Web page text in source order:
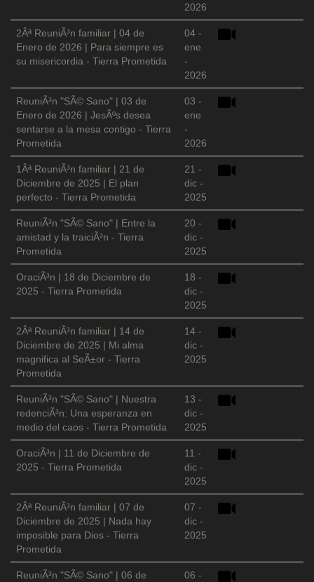
2026
2Âª ReuniÃ³n familiar | 04 de
Enero de 2026 | Para siempre es
su misericordia - Tierra Prometida
04 -
ene
-
2026
ReuniÃ³n "SÃ© Sano" | 03 de
Enero de 2026 | JesÃºs desea
sentarse a la mesa contigo - Tierra
Prometida
03 -
ene
-
2026
1Âª ReuniÃ³n familiar | 21 de
Diciembre de 2025 | El plan
perfecto - Tierra Prometida
21 -
dic -
2025
ReuniÃ³n "SÃ© Sano" | Entre la
amistad y la traiciÃ³n - Tierra
Prometida
20 -
dic -
2025
OraciÃ³n | 18 de Diciembre de
2025 - Tierra Prometida
18 -
dic -
2025
2Âª ReuniÃ³n familiar | 14 de
Diciembre de 2025 | Mi alma
magnifica al SeÃ±or - Tierra
Prometida
14 -
dic -
2025
ReuniÃ³n "SÃ© Sano" | Nuestra
redenciÃ³n: Una esperanza en
medio del caos - Tierra Prometida
13 -
dic -
2025
OraciÃ³n | 11 de Diciembre de
2025 - Tierra Prometida
11 -
dic -
2025
2Âª ReuniÃ³n familiar | 07 de
Diciembre de 2025 | Nada hay
imposible para Dios - Tierra
Prometida
07 -
dic -
2025
ReuniÃ³n "SÃ© Sano" | 06 de
06 -